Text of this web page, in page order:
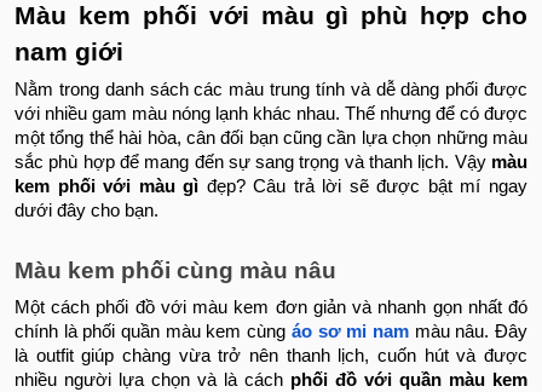
Màu kem phối với màu gì phù hợp cho
nam giới
Nằm trong danh sách các màu trung tính và dễ dàng phối được
với nhiều gam màu nóng lạnh khác nhau. Thế nhưng để có được
một tổng thể hài hòa, cân đối bạn cũng cần lựa chọn những màu
sắc phù hợp để mang đến sự sang trọng và thanh lịch. Vậy màu
kem phối với màu gì đẹp? Câu trả lời sẽ được bật mí ngay
dưới đây cho bạn.
Màu kem phối cùng màu nâu
Một cách phối đồ với màu kem đơn giản và nhanh gọn nhất đó
chính là phối quần màu kem cùng áo sơ mi nammàu nâu. Đây
là outfit giúp chàng vừa trở nên thanh lịch, cuốn hút và được
nhiều người lựa chọn và là cách phối đồ với quần màu kem